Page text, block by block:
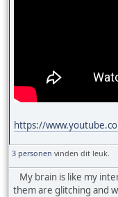
https://
3 personen vinden dit leuk.
My brain is like my
them are glitching and